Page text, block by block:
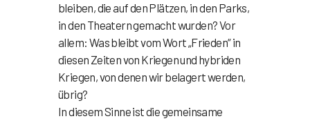
bleiben, die auf den Plätzen, in den Parks,
in den Theatern gemacht wurden? Vor
allem: Was bleibt vom Wort „Frieden“ in
diesen Zeiten von Kriegen und hybriden
Kriegen, von denen wir belagert werden,
übrig?
In diesem Sinne ist die gemeinsame